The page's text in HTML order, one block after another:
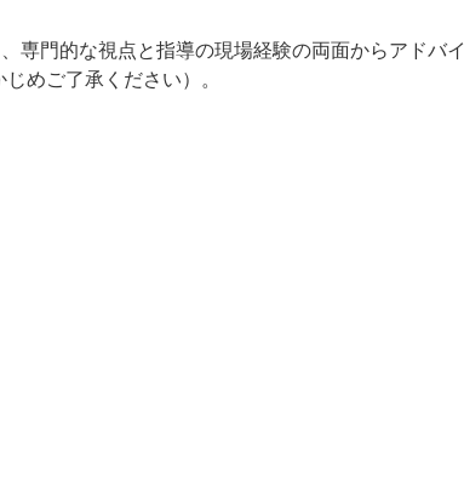
専門的な視点と指導の現場経験の両面からアドバイ
めご了承ください）。